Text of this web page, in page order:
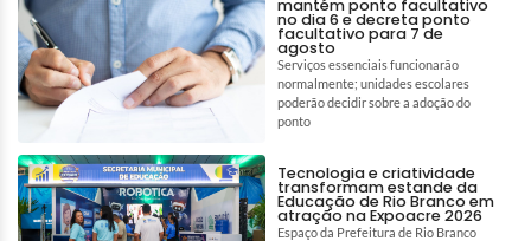
mantém ponto facultativo
no dia 6 e decreta ponto
facultativo para 7 de
agosto
Serviços essenciais funcionarão
normalmente; unidades escolares
poderão decidir sobre a adoção do
ponto
Tecnologia e criatividade
transformam estande da
Educação de Rio Branco em
atração na Expoacre 2026
Espaço da Prefeitura de Rio Branco